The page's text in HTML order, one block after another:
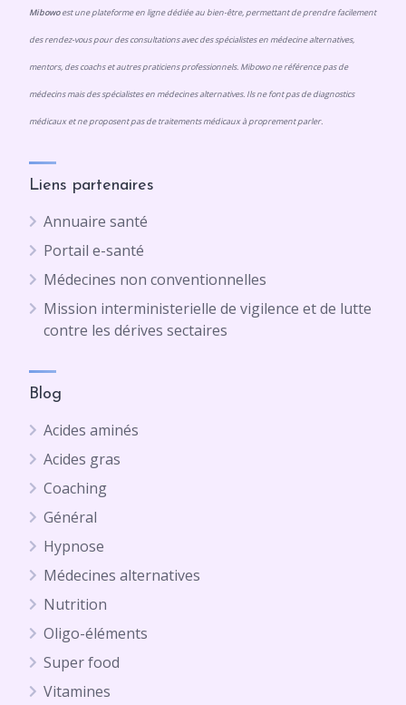
Mibowoest une plateforme en ligne dédiée au bien-être, permettant de prendre facilement
des rendez-vous pour des consultations avec des spécialistes en médecine alternatives,
mentors, des coachs et autres praticiens professionnels. Mibowo ne référence pas de
médecins mais des spécialistes en médecines alternatives. Ils ne font pas de diagnostics
médicaux et ne proposent pas de traitements médicaux à proprement parler.
Liens partenaires
Annuaire santé
Portail e-santé
Médecines non conventionnelles
Mission interministerielle de vigilence et de lutte
contre les dérives sectaires
Blog
Acides aminés
Acides gras
Coaching
Général
Hypnose
Médecines alternatives
Nutrition
Oligo-éléments
Super food
Vitamines